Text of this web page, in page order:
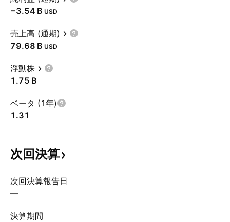
‪−3.54 B‬ USD
売上高 (通期)
‪79.68 B‬ USD
浮動株
‪1.75 B‬
ベータ (1年)
1.31
次回決算
次回決算報告日
—
決算期間